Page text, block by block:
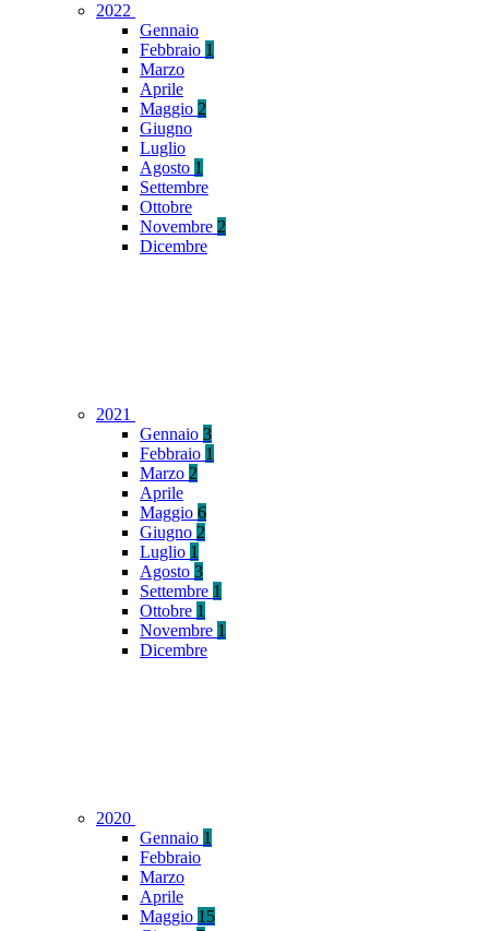
2022
Gennaio
Febbraio 1
Marzo
Aprile
Maggio 2
Giugno
Luglio
Agosto 1
Settembre
Ottobre
Novembre 2
Dicembre
2021
Gennaio 3
Febbraio 1
Marzo 2
Aprile
Maggio 6
Giugno 2
Luglio 1
Agosto 3
Settembre 1
Ottobre 1
Novembre 1
Dicembre
2020
Gennaio 1
Febbraio
Marzo
Aprile
Maggio 15